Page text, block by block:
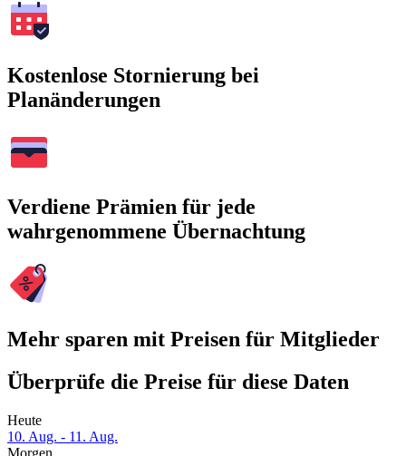
Kostenlose Stornierung bei
Planänderungen
Verdiene Prämien für jede
wahrgenommene Übernachtung
Mehr sparen mit Preisen für Mitglieder
Überprüfe die Preise für diese Daten
Heute
10. Aug. - 11. Aug.